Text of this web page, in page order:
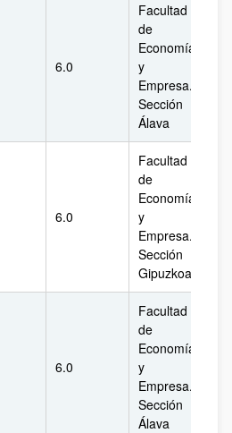
6.0
Facultad
de
Economía
y
Empresa.
Sección
Álava
6.0
Facultad
de
Economía
y
Empresa.
Sección
Gipuzkoa
6.0
Facultad
de
Economía
y
Empresa.
Sección
Álava